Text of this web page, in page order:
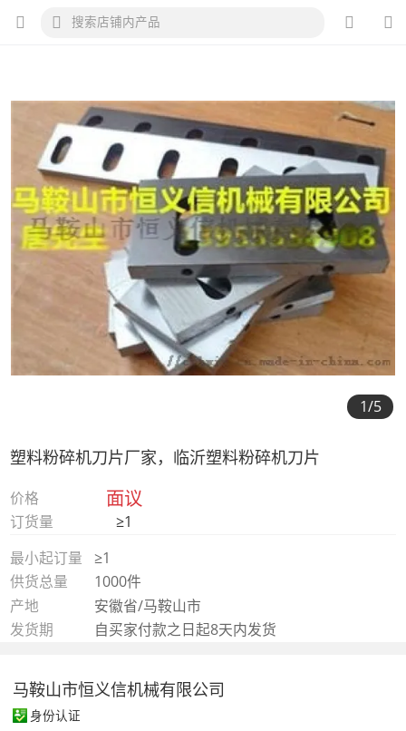
1/5
塑料粉碎机刀片厂家，临沂塑料粉碎机刀片
价格 面议
订货量
≥1
最小起订量
≥1
供货总量
1000件
产地
安徽省/马鞍山市
发货期
自买家付款之日起8天内发货
马鞍山市恒义信机械有限公司
身份认证